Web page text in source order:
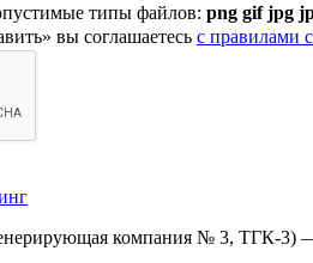
типы файлов: png gif jpg
вы соглашаетесь с правилами
компания № 3, ТГК-3)